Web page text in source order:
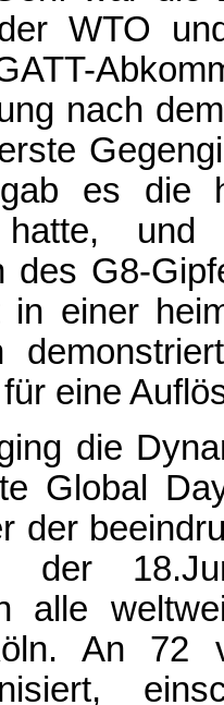
WTO
nach
es die
des G8-
in einer
eine
die
Global
der
der
alle
An 72